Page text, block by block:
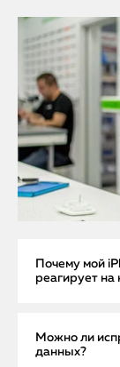
Почему мой
реагирует на
процессора,
Можно ли
данных?